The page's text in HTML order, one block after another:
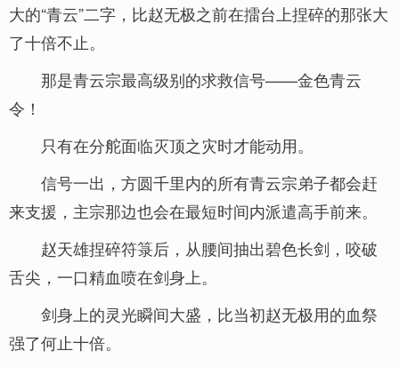
大的“青云”二字，比赵无极之前在擂台上捏碎的那张大
了十倍不止。
那是青云宗最高级别的求救信号——金色青云
令！
只有在分舵面临灭顶之灾时才能动用。
信号一出，方圆千里内的所有青云宗弟子都会赶
来支援，主宗那边也会在最短时间内派遣高手前来。
赵天雄捏碎符箓后，从腰间抽出碧色长剑，咬破
舌尖，一口精血喷在剑身上。
剑身上的灵光瞬间大盛，比当初赵无极用的血祭
强了何止十倍。